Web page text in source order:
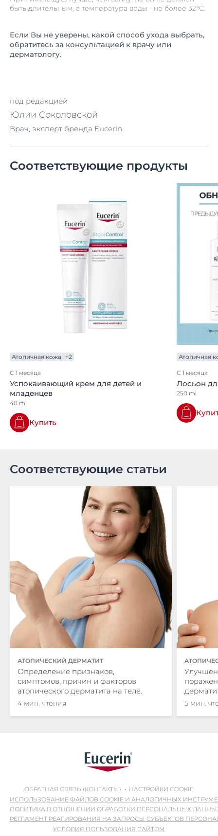
быть длительным, а температура воды - не более 32°С.
Если Вы не уверены, какой способ ухода выбрать,
обратитесь за консультацией к врачу или
дерматологу.
под редакцией
Юлии Соколовской
Врач, эксперт бренда Eucerin
Соответствующие продукты
Атопичная кожа +2
С 1 месяца
Успокаивающий крем для детей и
младенцев
40 ml
Купить
Атопичная
С 1 месяца
Лосьон
250 ml
Соответствующие статьи
АТОПИЧЕСКИЙ ДЕРМАТИТ
Определение признаков,
симптомов, причин и факторов
атопического дерматита на теле.
4 мин. чтения 5 мин.
ОБРАТНАЯ СВЯЗЬ (КОНТАКТЫ)
НАСТРОЙКИ COOKIE
ИСПОЛЬЗОВАНИЕ ФАЙЛОВ COOKIE И АНАЛОГИЧНЫХ
ПОЛИТИКА В ОТНОШЕНИИ ОБРАБОТКИ ПЕРСОНАЛЬНЫХ
РЕГЛАМЕНТ РЕАГИРОВАНИЯ НА ЗАПРОСЫ СУБЪЕКТОВ
УСЛОВИЯ ПОЛЬЗОВАНИЯ САЙТОМ